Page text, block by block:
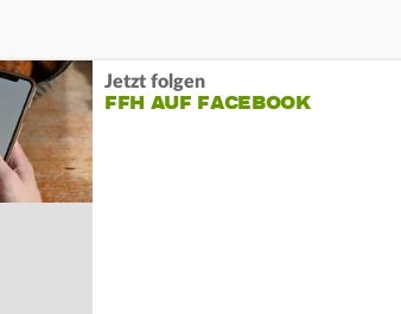
Jetzt folgen
FFH AUF FACEBOOK